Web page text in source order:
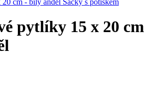
pytlíky 15 x 20 cm